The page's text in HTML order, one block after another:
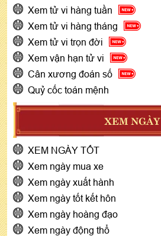
Xem tử vi hàng tuần
Xem tử vi hàng tháng
Xem tử vi trọn đời
Xem vận hạn tử vi
Cân xương đoán số
Quỷ cốc toán mệnh
XEM NGÀY
XEM NGÀY TỐT
Xem ngày mua xe
Xem ngày xuất hành
Xem ngày tốt kết hôn
Xem ngày hoàng đạo
Xem ngày động thổ